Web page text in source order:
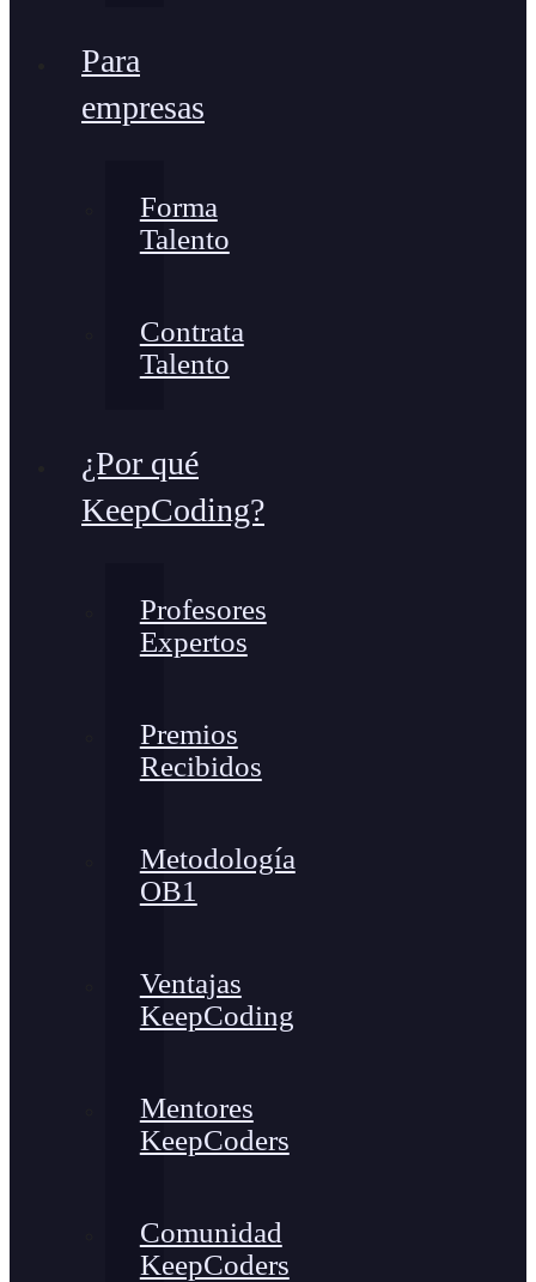
Para
empresas
Forma
Talento
Contrata
Talento
¿Por qué
KeepCoding?
Profesores
Expertos
Premios
Recibidos
Metodología
OB1
Ventajas
KeepCoding
Mentores
KeepCoders
Comunidad
KeepCoders